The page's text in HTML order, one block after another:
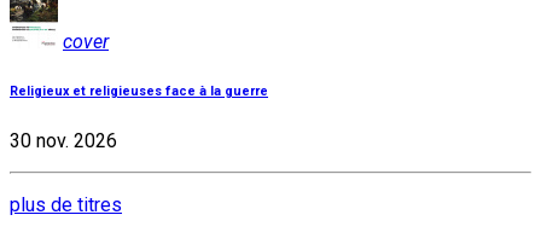
cover
Religieux et religieuses face à la guerre
30 nov. 2026
plus de titres